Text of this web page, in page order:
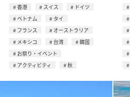
香港
スイス
ドイツ
ベトナム
タイ
フランス
オーストラリア
メキシコ
台湾
韓国
お祭り・イベント
アクティビティ
秋